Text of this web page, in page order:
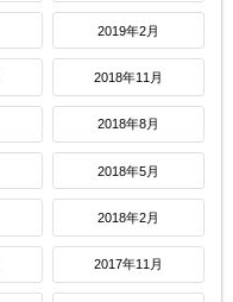
2019年2月
2018年11月
2018年8月
2018年5月
2018年2月
2017年11月